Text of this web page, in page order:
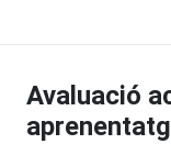
Avaluació